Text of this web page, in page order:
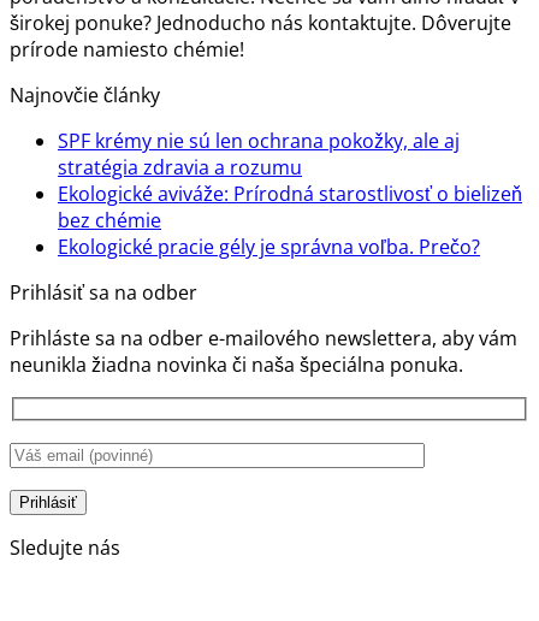
širokej ponuke? Jednoducho nás kontaktujte. Dôverujte
prírode namiesto chémie!
Najnovčie články
SPF krémy nie sú len ochrana pokožky, ale aj
stratégia zdravia a rozumu
komentáre
SPF
len
ochrana
pokožky,
ale
Ekologické aviváže: Prírodná starostlivosť o bielizeň
bez chémieŽiadne
komentáre
Ekologické
aviváže:
Prírodná
starostlivosť
o
bielizeň
Ekologické pracie gély je správna voľba. Prečo?
pracie
je
Prihlásiť sa na odber
Prihláste sa na odber e-mailového newslettera, aby vám
neunikla žiadna novinka či naša špeciálna ponuka.
Sledujte nás